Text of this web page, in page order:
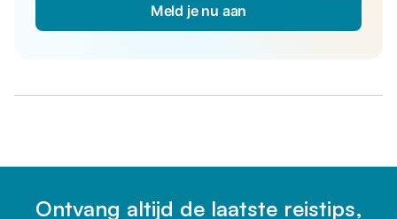
Meld je nu aan
Ontvang altijd de laatste reistips,